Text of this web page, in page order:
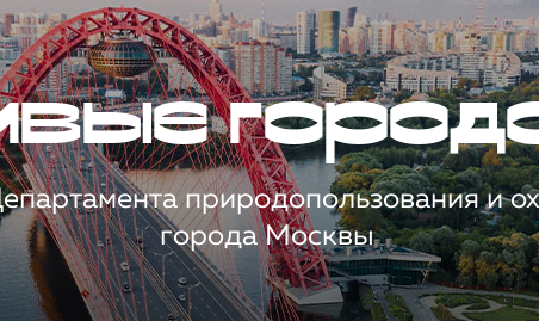
природопользования и
города Москвы